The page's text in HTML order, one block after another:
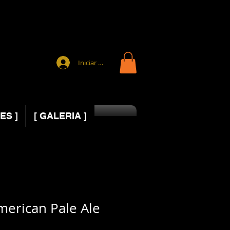
Iniciar sesión
] [ GALERIA ]
Pale Ale